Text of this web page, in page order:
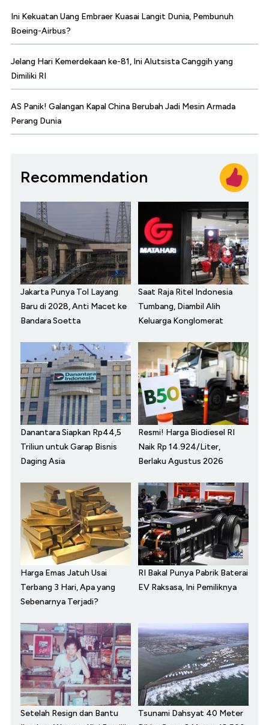
Ini Kekuatan Uang Embraer Kuasai Langit Dunia, Pembunuh
Boeing-Airbus?
Jelang Hari Kemerdekaan ke-81, Ini Alutsista Canggih yang
Dimiliki RI
AS Panik! Galangan Kapal China Berubah Jadi Mesin Armada
Perang Dunia
Recommendation
Jakarta Punya Tol Layang
Baru di 2028, Anti Macet ke
Bandara Soetta
Saat Raja Ritel Indonesia
Tumbang, Diambil Alih
Keluarga Konglomerat
Danantara Siapkan Rp44,5
Triliun untuk Garap Bisnis
Daging Asia
Resmi! Harga Biodiesel RI
Naik Rp 14.924/Liter,
Berlaku Agustus 2026
Harga Emas Jatuh Usai
Terbang 3 Hari, Apa yang
Sebenarnya Terjadi?
RI Bakal Punya Pabrik Baterai
EV Raksasa, Ini Pemiliknya
Setelah Resign dan Bantu
Tsunami Dahsyat 40 Meter